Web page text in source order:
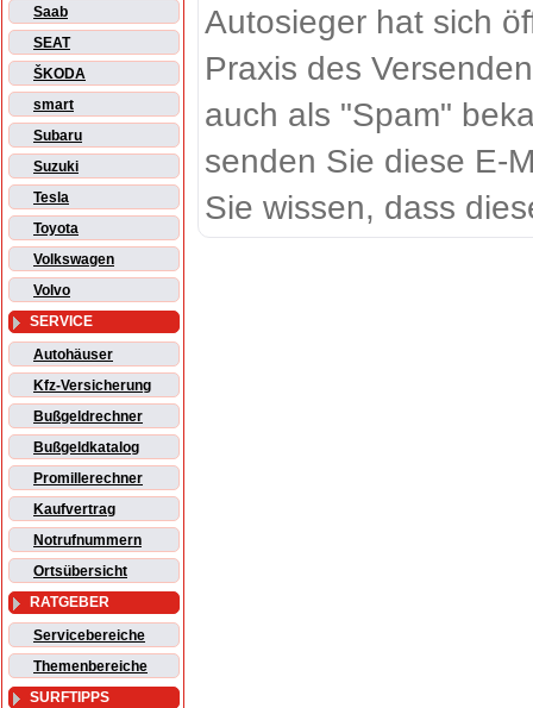
Saab
SEAT
ŠKODA
smart
Subaru
Suzuki
Tesla
Toyota
Volkswagen
Volvo
SERVICE
Autohäuser
Kfz-Versicherung
Bußgeldrechner
Bußgeldkatalog
Promillerechner
Kaufvertrag
Notrufnummern
Ortsübersicht
RATGEBER
Servicebereiche
Themenbereiche
SURFTIPPS
Autosieger hat sich
Praxis des
auch als "Spam"
senden Sie diese E-
Sie wissen, dass